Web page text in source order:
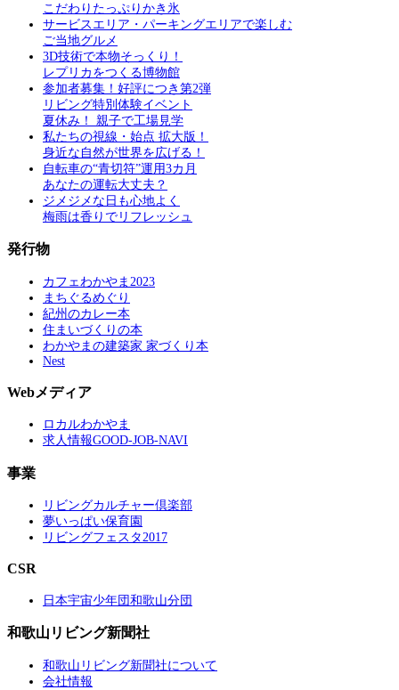
こだわりたっぷりかき氷
サービスエリア・パーキングエリアで楽しむ
ご当地グルメ
3D技術で本物そっくり！
レプリカをつくる博物館
参加者募集！好評につき第2弾
リビング特別体験イベント
夏休み！ 親子で工場見学
私たちの視線・始点 拡大版！
身近な自然が世界を広げる！
自転車の“青切符”運用3カ月
あなたの運転大丈夫？
ジメジメな日も心地よく
梅雨は香りでリフレッシュ
発行物
カフェわかやま2023
まちぐるめぐり
紀州のカレー本
住まいづくりの本
わかやまの建築家 家づくり本
Nest
Webメディア
ロカルわかやま
求人情報GOOD-JOB-NAVI
事業
リビングカルチャー倶楽部
夢いっぱい保育園
リビングフェスタ2017
CSR
日本宇宙少年団和歌山分団
和歌山リビング新聞社
和歌山リビング新聞社について
会社情報